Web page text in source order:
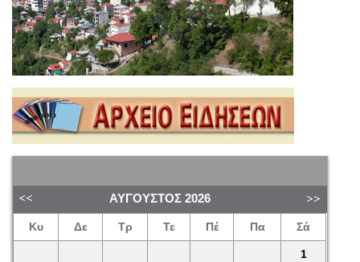
ΑΎΓΟΥΣΤΟΣ 2026
Κυ Δε Τρ Τε Πέ Πα Σά
1